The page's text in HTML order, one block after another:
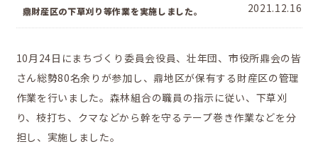
暮らしの情報
地域の活動
2021.12.16
鼎財産区の下草刈り等作業を実施しました。
10月24日にまちづくり委員会役員、壮年団、市役所鼎会の皆
さん総勢80名余りが参加し、鼎地区が保有する財産区の管理
作業を行いました。森林組合の職員の指示に従い、下草刈
り、枝打ち、クマなどから幹を守るテープ巻き作業などを分
担し、実施しました。